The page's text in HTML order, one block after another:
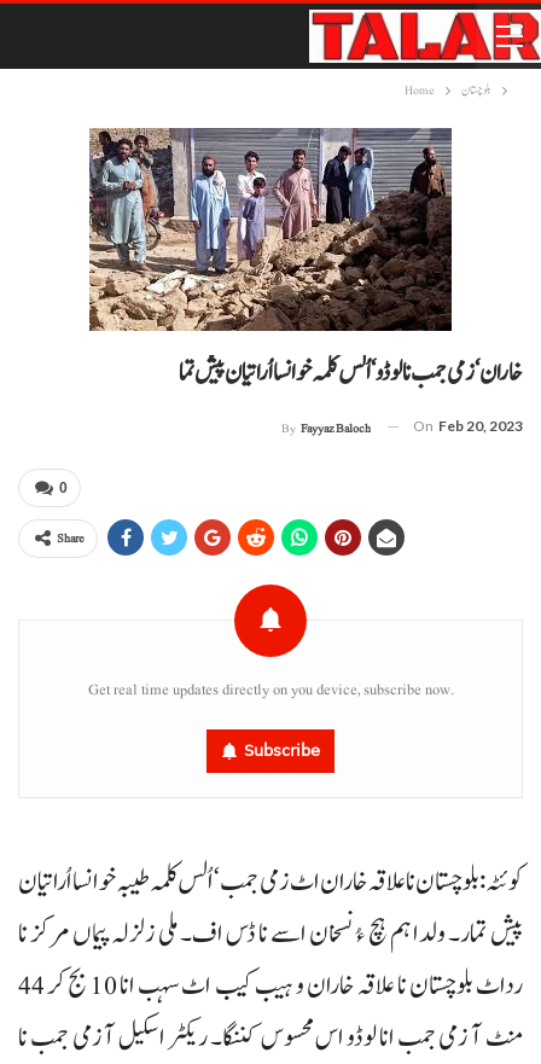
Home بلوچستان
خاران‘ زمی جمب نا لوڈو‘ اُلس کلمہ خوانسا اُراتیان پیش تما
By Fayyaz Baloch On Feb 20, 2023
0
Share
Get real time updates directly on you device, subscribe now.
Subscribe
کوئٹہ: بلوچستان نا علاقہ خاران اٹ زمی جمب‘ اُلس کلمہ طیبہ خوانسا اُراتیان
پیش تمار۔ ولدا ہم ہچ ءُ نسخان اسے نا ڈس اف۔ ملی زلزلہ پیماں مرکز نا
رداٹ بلوچستان نا علاقہ خاران و ہیب کیب اٹ سہب انا 10 بج کر 44
منٹ آ زمی جمب انا لوڈو اس محسوس کننگا۔ ریکٹر اسکیل آ زمی جمب نا